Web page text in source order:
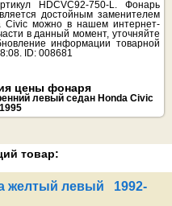
HDCVC92-750-L. Фонарь
достойным заменителем
Civic можно в нашем интернет-
в данный момент, уточняйте
информации товарной
ID: 008681
цены фонаря
товар:
желтый левый 1992-